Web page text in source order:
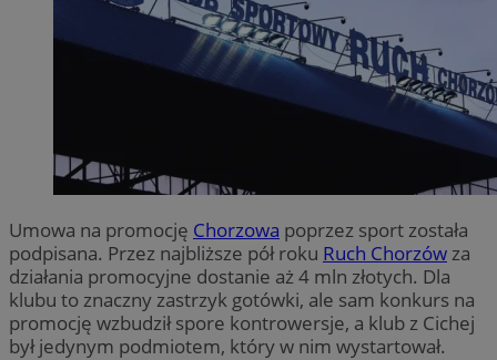
Umowa na promocję Chorzowa poprzez sport została
podpisana. Przez najbliższe pół roku Ruch Chorzówza
działania promocyjne dostanie aż 4 mln złotych. Dla
klubu to znaczny zastrzyk gotówki, ale sam konkurs na
promocję wzbudził spore kontrowersje, a klub z Cichej
był jedynym podmiotem, który w nim wystartował.